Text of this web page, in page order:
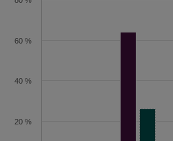
20 %
40 %
60 %